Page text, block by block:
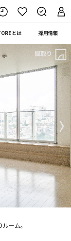
とは 採用情報
ーム。
〉
間取り